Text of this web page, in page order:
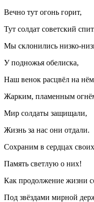
Вечно тут огонь горит,
Тут солдат советский
Мы склонились низко-
У подножья обелиска,
Наш венок расцвёл на нём
Жарким, пламенным
Мир солдаты защищали,
Жизнь за нас они отдали.
Сохраним в сердцах своих
Память светлую о них!
Как продолжение жизни
Под звёздами мирной